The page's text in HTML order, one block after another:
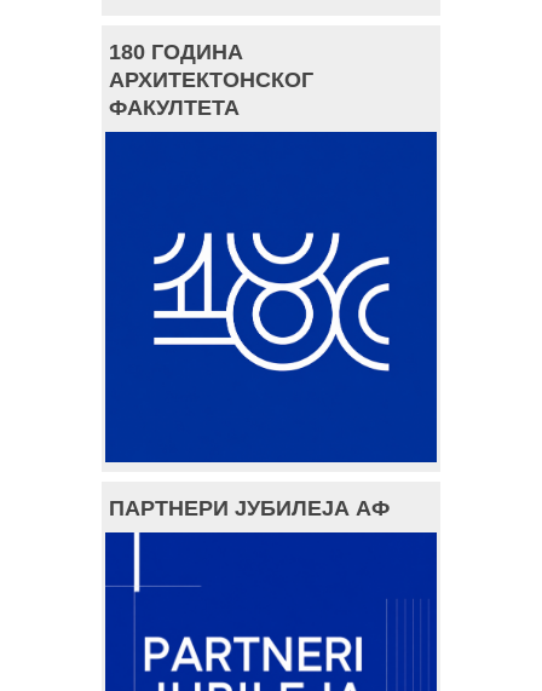
180 ГОДИНА
АРХИТЕКТОНСКОГ
ФАКУЛТЕТА
ПАРТНЕРИ ЈУБИЛЕЈА АФ